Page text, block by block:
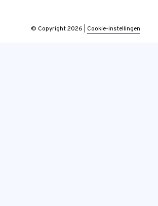
© Copyright 2026 Cookie-instellingen